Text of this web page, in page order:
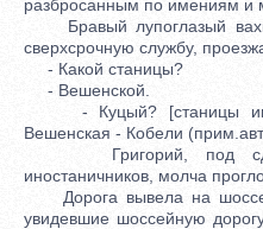
разбросанным по имениям и
Бравый лупоглазый
сверхсрочную службу,
- Какой станицы?
- Вешенской.
- Куцый? [станицы
Вешенская - Кобели
Григорий, под
иностаничников, молча
Дорога вывела на
увидевшие шоссейную